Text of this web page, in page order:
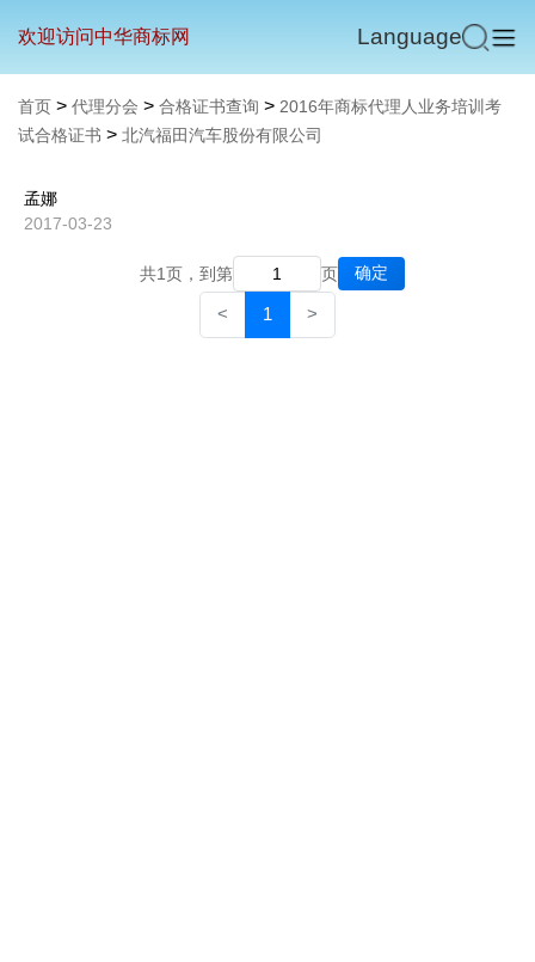
欢迎访问中华商标网 Language
首页 > 代理分会 > 合格证书查询 > 2016年商标代理人业务培训考
试合格证书 > 北汽福田汽车股份有限公司
孟娜
2017-03-23
共1页，到第 页 确定
< 1 >